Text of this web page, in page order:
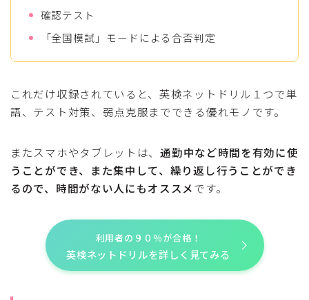
確認テスト
「全国模試」モードによる合否判定
これだけ収録されていると、英検ネットドリル１つで単
語、テスト対策、弱点克服までできる優れモノです。
またスマホやタブレットは、通勤中など時間を有効に使
うことができ、また集中して、繰り返し行うことができ
るので、時間がない人にもオススメです。
利用者の９０％が合格！
英検ネットドリルを詳しく見てみる